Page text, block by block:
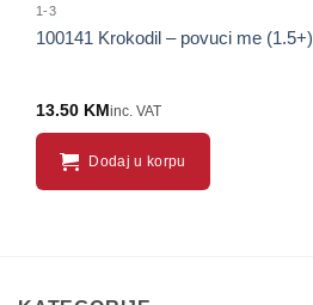
1-3
100141 Krokodil – povuci me (1.5+)
13.50 KMinc. VAT
Dodaj u korpu